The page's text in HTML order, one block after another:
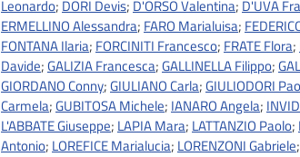
Leonardo; DORI Devis; D'ORSO Valentina; D'UVA
ERMELLINO Alessandra; FARO Marialuisa;
FONTANA Ilaria; FORCINITI Francesco; FRATE Flora;
Davide;GALIZIA Francesca;GALLINELLA Filippo;
GIORDANO Conny;GIULIANO Carla;GIULIODORI
Carmela;GUBITOSA Michele; IANARO Angela;
L'ABBATE Giuseppe; LAPIA Mara; LATTANZIO Paolo;
Antonio; LOREFICE Marialucia; LORENZONI Gabriele;